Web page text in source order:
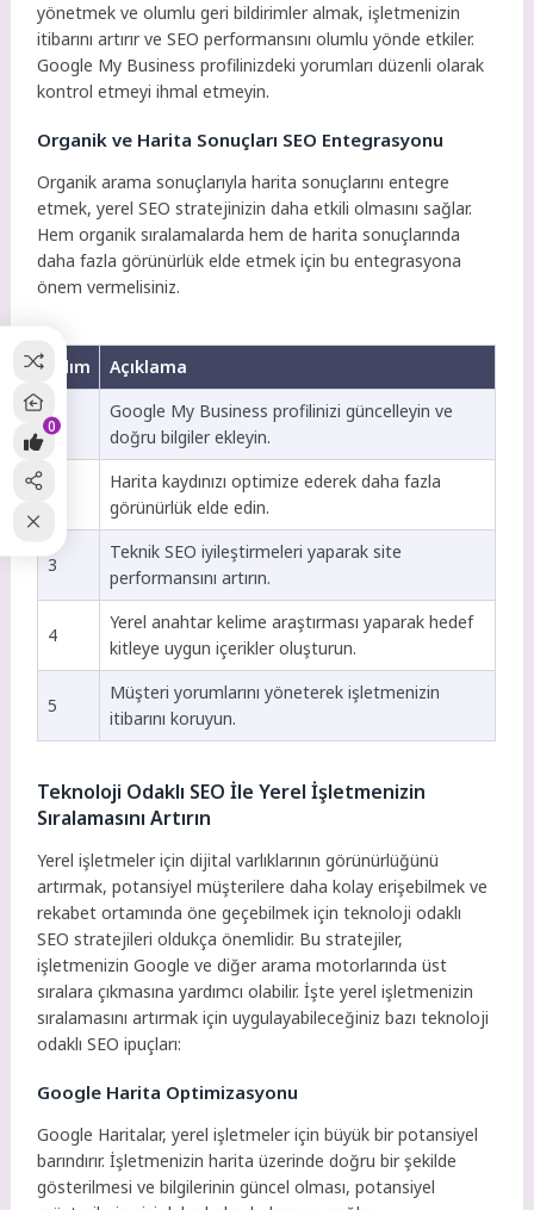
yönetmek ve olumlu geri bildirimler almak, işletmenizin
itibarını artırır ve SEO performansını olumlu yönde etkiler.
Google My Business profilinizdeki yorumları düzenli olarak
kontrol etmeyi ihmal etmeyin.
Organik ve Harita Sonuçları SEO Entegrasyonu
Organik arama sonuçlarıyla harita sonuçlarını entegre
etmek, yerel SEO stratejinizin daha etkili olmasını sağlar.
Hem organik sıralamalarda hem de harita sonuçlarında
daha fazla görünürlük elde etmek için bu entegrasyona
önem vermelisiniz.
Adım Açıklama
1
Google My Business profilinizi güncelleyin ve
doğru bilgiler ekleyin.
Harita kaydınızı optimize ederek daha fazla
görünürlük elde edin.
3
Teknik SEO iyileştirmeleri yaparak site
performansını artırın.
4
Yerel anahtar kelime araştırması yaparak hedef
kitleye uygun içerikler oluşturun.
5
Müşteri yorumlarını yöneterek işletmenizin
itibarını koruyun.
Teknoloji Odaklı SEO İle Yerel İşletmenizin
Sıralamasını Artırın
Yerel işletmeler için dijital varlıklarının görünürlüğünü
artırmak, potansiyel müşterilere daha kolay erişebilmek ve
rekabet ortamında öne geçebilmek için teknoloji odaklı
SEO stratejileri oldukça önemlidir. Bu stratejiler,
işletmenizin Google ve diğer arama motorlarında üst
sıralara çıkmasına yardımcı olabilir. İşte yerel işletmenizin
sıralamasını artırmak için uygulayabileceğiniz bazı teknoloji
odaklı SEO ipuçları:
Google Harita Optimizasyonu
Google Haritalar, yerel işletmeler için büyük bir potansiyel
barındırır. İşletmenizin harita üzerinde doğru bir şekilde
gösterilmesi ve bilgilerinin güncel olması, potansiyel
0